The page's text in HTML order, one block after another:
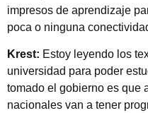
impresos de aprendizaje
poca o ninguna
Krest: Estoy leyendo los
universidad para poder
tomado el gobierno es que
nacionales van a tener